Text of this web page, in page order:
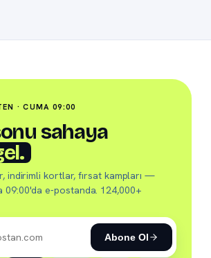
· CUMA 09:00
sahaya
indirimli kortlar, fırsat kampları —
09:00'da e-postanda. 124,000+
Abone Ol